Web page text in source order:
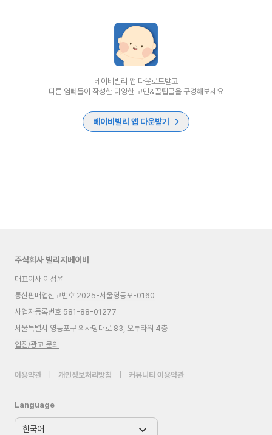
베이비빌리 앱 다운로드받고
다른 엄빠들이 작성한 다양한 고민&꿀팁글을 구경해보세요
베이비빌리 앱 다운받기
주식회사 빌리지베이비
대표이사 이정윤
통신판매업신고번호 2025-서울영등포-0160
사업자등록번호 581-88-01277
서울특별시 영등포구 의사당대로 83, 오투타워 4층
입점/광고 문의
이용약관 개인정보처리방침 커뮤니티 이용약관
Language